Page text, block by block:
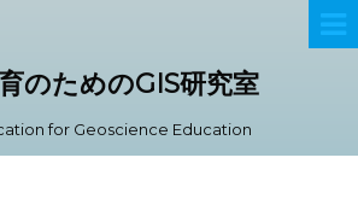
のためのGIS研究室
for Geoscience Education